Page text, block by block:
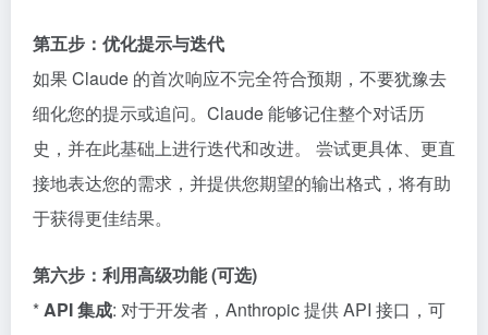
第五步：优化提示与迭代
如果 Claude 的首次响应不完全符合预期，不要犹豫去
细化您的提示或追问。Claude 能够记住整个对话历
史，并在此基础上进行迭代和改进。 尝试更具体、更直
接地表达您的需求，并提供您期望的输出格式，将有助
于获得更佳结果。
第六步：利用高级功能 (可选)
*API 集成: 对于开发者，Anthropic 提供 API 接口，可